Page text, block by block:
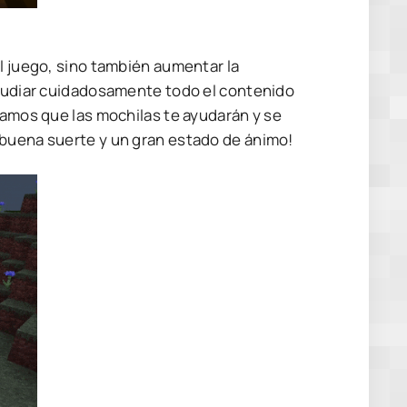
sino también aumentar la
cuidadosamente todo el contenido
que las mochilas te ayudarán y se
suerte y un gran estado de ánimo!